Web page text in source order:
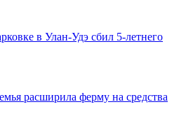
в Улан-Удэ сбил 5-летнего
расширила ферму на средства